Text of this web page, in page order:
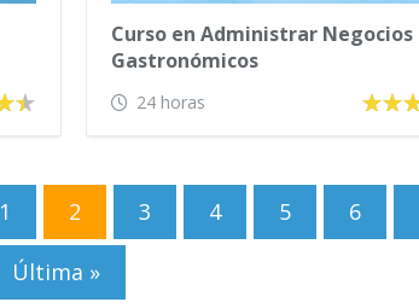
Curso en Administrar Negocios
Gastronómicos
24 horas
1 2 3 4 5 6
Última »